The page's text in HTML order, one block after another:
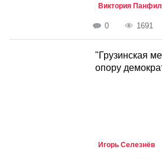
Виктория
0 1691
"Грузинская
опору
Игорь Селезнёв